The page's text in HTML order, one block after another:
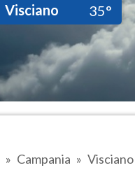
Visciano 35°
Campania Visciano